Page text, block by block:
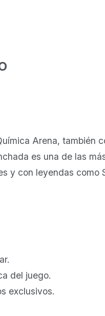
Arena, también
es una de las
y con leyendas como
del juego.
exclusivos.